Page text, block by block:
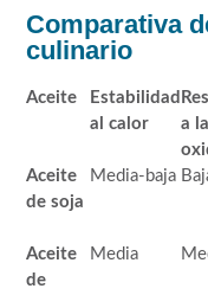
Comparativa
culinario
Aceite
Estabilidad
al calor
a la
Aceite
de soja
Media-baja
Aceite
de
Media